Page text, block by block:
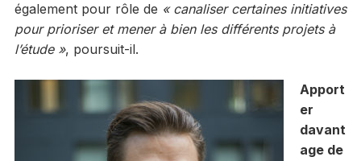
également pour rôle de « canaliser certaines initiatives
pour prioriser et mener à bien les différents projets à
l’étude », poursuit-il.
Apport
er
davant
age de